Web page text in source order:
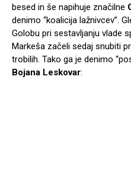
besed in še napihuje značilne
denimo “koalicija lažnivcev”.
Golobu pri sestavljanju vlade
Markeša začeli sedaj snubiti
trobilih. Tako ga je denimo
Bojana Leskovar: